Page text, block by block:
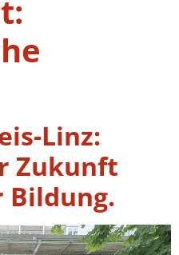
Linz:
Zukunft
Bildung.